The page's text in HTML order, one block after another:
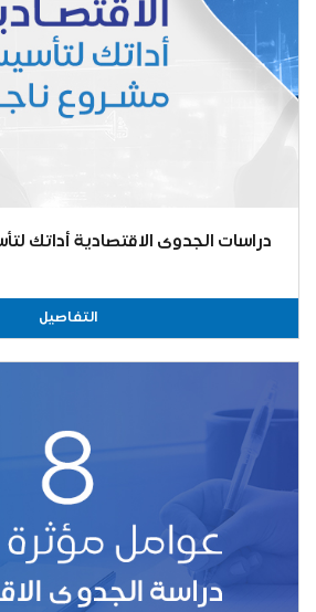
دراسات الجدوى الاقتصادية أداتك
التفاصيل